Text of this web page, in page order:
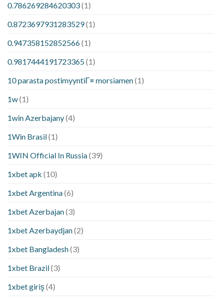
0.786269284620303(1)
0.8723697931283529(1)
0.947358152852566(1)
0.9817444191723365(1)
10 parasta postimyyntiГ¤ morsiamen(1)
1w(1)
1win Azerbajany(4)
1Win Brasil(1)
1WIN Official In Russia(39)
1xbet apk (10)
1xbet Argentina(6)
1xbet Azerbajan(3)
1xbet Azerbaydjan(2)
1xbet Bangladesh(3)
1xbet Brazil(3)
1xbet giriş(4)